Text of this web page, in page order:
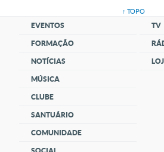
↑ TOPO
EVENTOS
FORMAÇÃO
NOTÍCIAS
MÚSICA
CLUBE
SANTUÁRIO
COMUNIDADE
SOCIAL
TV